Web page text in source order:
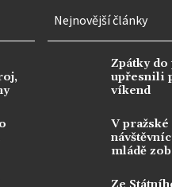
Nejnovější články
Zpátky
upřesnili
víkend
V
mládě